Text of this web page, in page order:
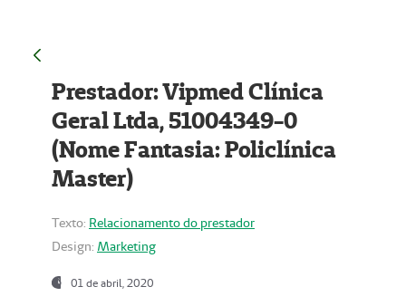
Prestador: Vipmed Clínica
Geral Ltda, 51004349-0
(Nome Fantasia: Policlínica
Master)
Texto: Relacionamento do prestador
Design: Marketing
01 de abril, 2020